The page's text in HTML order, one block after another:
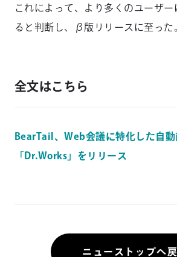
これによって、より多くのユーザー
ると判断し、β版リリースに至った
全文はこちら
BearTail、Web会議に特化した自
「Dr.Works」をリリース
ニューストップへ